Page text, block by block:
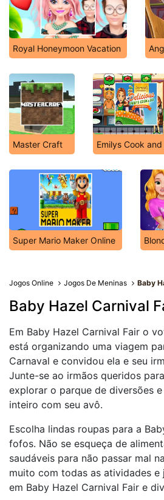
Royal Honeymoon Vacation
Master Craft Emilys Cook and
Super Mario Maker Online
Jogos Online Jogos De Meninas Baby
Baby Hazel Carnival
Em Baby Hazel Carnival Fair o
está organizando uma viagem
Carnaval e convidou ela e seu
Junte-se ao irmãos queridos
explorar o parque de diversões
inteiro com seu avô.
Escolha lindas roupas para a
fofos. Não se esqueça de
saudáveis para não passar mal
muito com todas as atividades e
em Baby Hazel Carnival Fair e